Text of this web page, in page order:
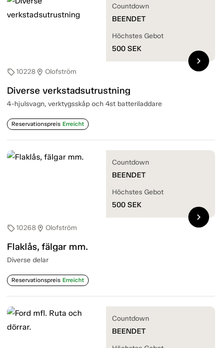
sell10228 location_on Olofström
Diverse verkstadsutrustning
4-hjulsvagn, verktygsskåp och 4st batteriladdare
Reservationspreis Erreicht
Countdown
BEENDET
Höchstes Gebot
500 SEK
chevron_right
sell10268 location_on Olofström
Flaklås, fälgar mm.
Diverse delar
Reservationspreis Erreicht
Countdown
BEENDET
Höchstes Gebot
500 SEK
chevron_right
Countdown
BEENDET